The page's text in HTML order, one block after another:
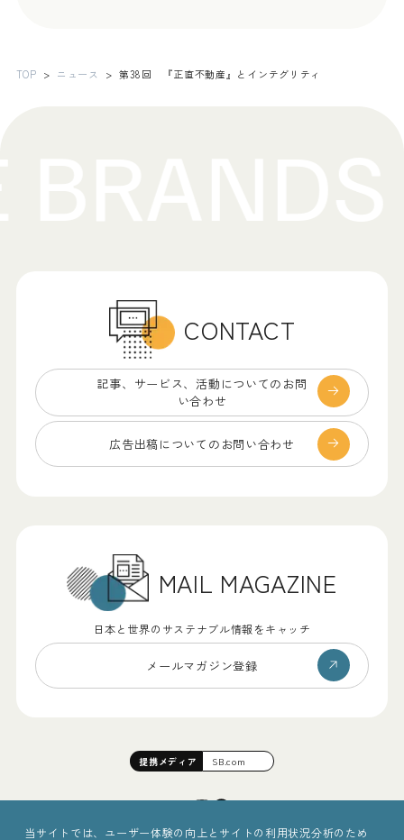
TOP ニュース 第38回 『正直不動産』とインテグリティ
CONTACT
記事、サービス、 活動についてのお問
い合わせ
広告出稿についての お問い合わせ
MAIL MAGAZINE
日本と世界のサステナブル情報をキャッチ
メールマガジン登録
提携メディア SB.com
当サイトでは、ユーザー体験の向上とサイトの利用状況分析のため